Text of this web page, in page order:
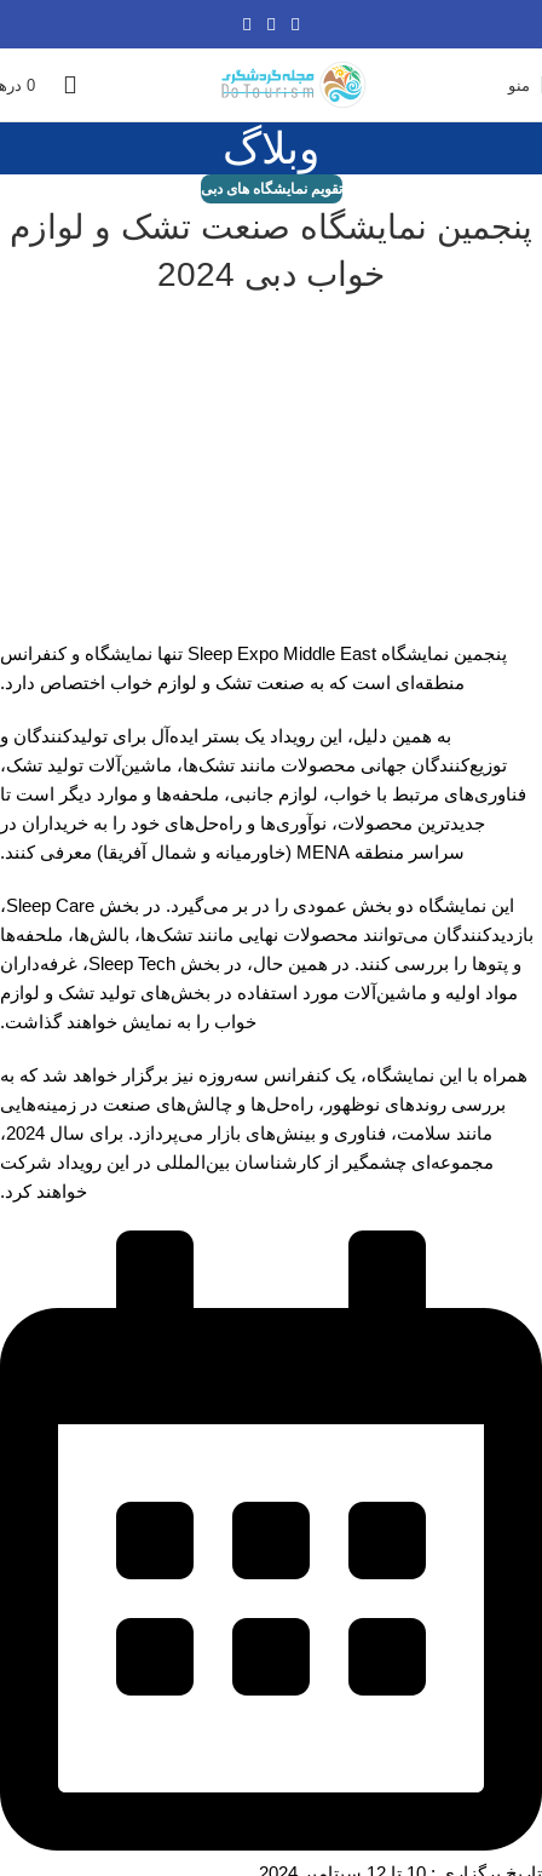
منو 0
وبلاگ
تقویم نمایشگاه های دبی
پنجمین نمایشگاه صنعت تشک و لوازم
خواب دبی 2024
پنجمین نمایشگاه Sleep Expo Middle East تنها نمایشگاه و کنفرانس
منطقه‌ای است که به صنعت تشک و لوازم خواب اختصاص دارد.
به همین دلیل، این رویداد یک بستر ایده‌آل برای تولیدکنندگان و
توزیع‌کنندگان جهانی محصولات مانند تشک‌ها، ماشین‌آلات تولید تشک،
فناوری‌های مرتبط با خواب، لوازم جانبی، ملحفه‌ها و موارد دیگر است تا
جدیدترین محصولات، نوآوری‌ها و راه‌حل‌های خود را به خریداران در
سراسر منطقه MENA (خاورمیانه و شمال آفریقا) معرفی کنند.
این نمایشگاه دو بخش عمودی را در بر می‌گیرد. در بخش Sleep Care،
بازدیدکنندگان می‌توانند محصولات نهایی مانند تشک‌ها، بالش‌ها، ملحفه‌ها
و پتوها را بررسی کنند. در همین حال، در بخش Sleep Tech، غرفه‌داران
مواد اولیه و ماشین‌آلات مورد استفاده در بخش‌های تولید تشک و لوازم
خواب را به نمایش خواهند گذاشت.
همراه با این نمایشگاه، یک کنفرانس سه‌روزه نیز برگزار خواهد شد که به
بررسی روندهای نوظهور، راه‌حل‌ها و چالش‌های صنعت در زمینه‌هایی
مانند سلامت، فناوری و بینش‌های بازار می‌پردازد. برای سال 2024،
مجموعه‌ای چشمگیر از کارشناسان بین‌المللی در این رویداد شرکت
خواهند کرد.